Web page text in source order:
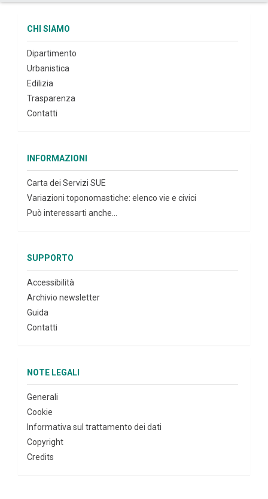
CHI SIAMO
Dipartimento
Urbanistica
Edilizia
Trasparenza
Contatti
INFORMAZIONI
Carta dei Servizi SUE
Variazioni toponomastiche: elenco vie e civici
Può interessarti anche...
SUPPORTO
Accessibilità
Archivio newsletter
Guida
Contatti
NOTE LEGALI
Generali
Cookie
Informativa sul trattamento dei dati
Copyright
Credits